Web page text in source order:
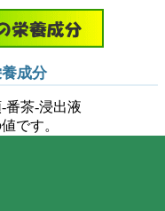
成分
番茶-浸出液
です。